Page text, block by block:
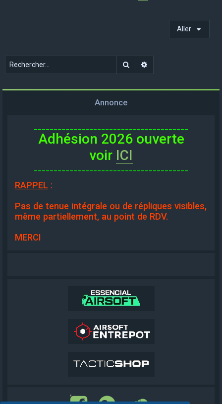
Aller
Rechercher
Annonce
Adhésion 2026 ouverte
voir ICI
RAPPEL :
Pas de tenue intégrale ou de répliques visibles,
même partiellement, au point de RDV.
MERCI